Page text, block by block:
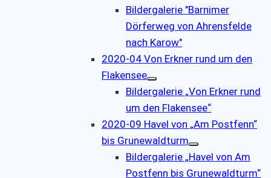
Bildergalerie "Barnimer
Dörferweg von Ahrensfelde
nach Karow"
2020-04 Von Erkner rund um den
Flakensee
Bildergalerie „Von Erkner rund
um den Flakensee“
2020-09 Havel von „Am Postfenn“
bis Grunewaldturm
Bildergalerie „Havel von Am
Postfenn bis Grunewaldturm“